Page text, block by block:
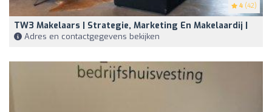
4 (42)
TW3 Makelaars | Strategie, Marketing En Makelaardij |
Adres en contactgegevens bekijken